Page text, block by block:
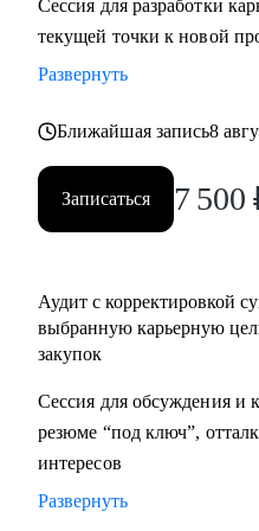
нетворкинг для
• Успешные смены работы
Henkel, BIC, Royal Canin,
С чем помогу:
• Оценка текущего
закупках, в том числе для
• Составление резюме или
(это ваша история, поэтому
• Подготовка к
внутренний HR,
компании - разные подходы)
Сессия для разработки
текущей точки к новой
Развернуть
Ближайшая запись8
Записаться 7 500
Аудит с корректировкой
выбранную карьерную
закупок
Сессия для обсуждения и
резюме “под ключ”,
интересов
Развернуть